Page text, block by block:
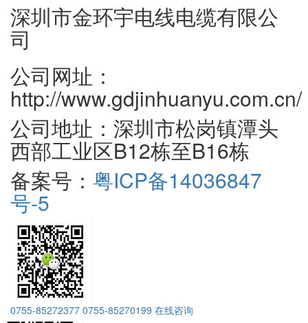
深圳市金环宇电线电缆有限公
司
公司网址：
http://www.gdjinhuanyu.com.cn/
公司地址：深圳市松岗镇潭头
西部工业区B12栋至B16栋
备案号： 粤ICP备14036847
号-5
0755-85272377 0755-85270199 在线咨询